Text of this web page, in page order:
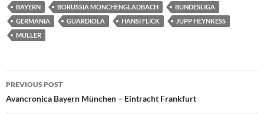
BAYERN BORUSSIA MONCHENGLADBACH
BUNDESLIGA
GERMANIA
GUARDIOLA HANSI FLICK
JUPP HEYNKESS
MULLER
Post
navigation
PREVIOUS POST
Avancronica Bayern München – Eintracht Frankfurt